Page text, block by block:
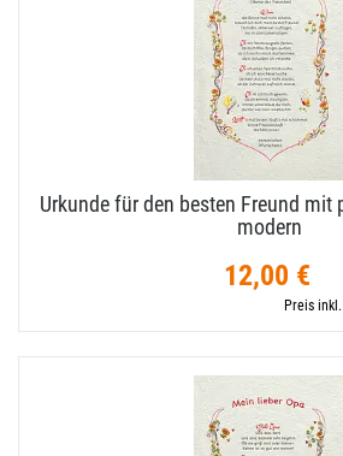
Urkunde für den besten Freund mit
modern
12,00 €
Preis